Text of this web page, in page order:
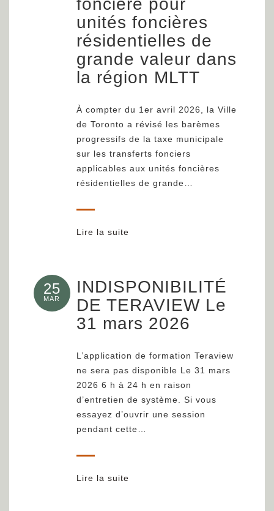
foncière pour
unités foncières
résidentielles de
grande valeur dans
la région MLTT
À compter du 1er avril 2026, la Ville
de Toronto a révisé les barèmes
progressifs de la taxe municipale
sur les transferts fonciers
applicables aux unités foncières
résidentielles de grande…
Lire la suite
25
MAR
INDISPONIBILITÉ
DE TERAVIEW Le
31 mars 2026
L’application de formation Teraview
ne sera pas disponible Le 31 mars
2026 6 h à 24 h en raison
d’entretien de système. Si vous
essayez d’ouvrir une session
pendant cette…
Lire la suite